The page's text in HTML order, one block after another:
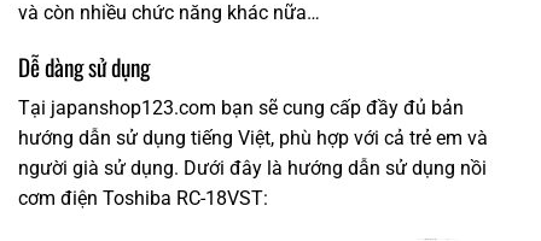
và còn nhiều chức năng khác nữa…
Dễ dàng sử dụng
Tại japanshop123.com bạn sẽ cung cấp đầy đủ bản
hướng dẫn sử dụng tiếng Việt, phù hợp với cả trẻ em và
người già sử dụng. Dưới đây là hướng dẫn sử dụng nồi
cơm điện Toshiba RC-18VST: